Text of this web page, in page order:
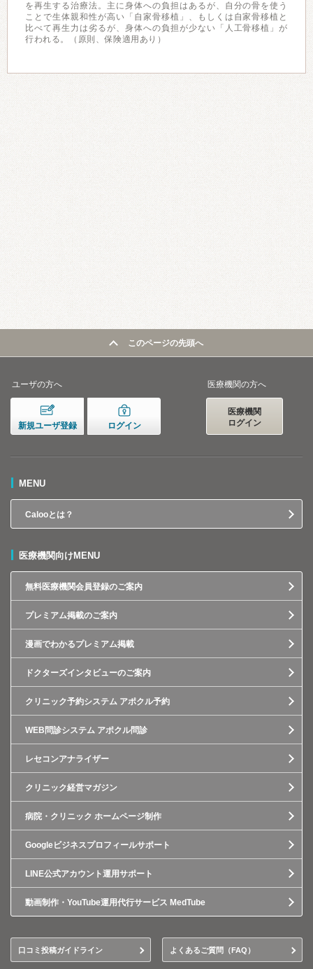
を再生する治療法。主に身体への負担はあるが、自分の骨を使う
ことで生体親和性が高い「自家骨移植」、もしくは自家骨移植と
比べて再生力は劣るが、身体への負担が少ない「人工骨移植」が
行われる。（原則、保険適用あり）
このページの先頭へ
ユーザの方へ
新規ユーザ登録 ログイン
医療機関の方へ
医療機関
ログイン
MENU
Calooとは？
医療機関向けMENU
無料医療機関会員登録のご案内
プレミアム掲載のご案内
漫画でわかるプレミアム掲載
ドクターズインタビューのご案内
クリニック予約システム アポクル予約
WEB問診システム アポクル問診
レセコンアナライザー
クリニック経営マガジン
病院・クリニック ホームページ制作
Googleビジネスプロフィールサポート
LINE公式アカウント運用サポート
動画制作・YouTube運用代行サービス MedTube
口コミ投稿ガイドライン よくあるご質問（FAQ）